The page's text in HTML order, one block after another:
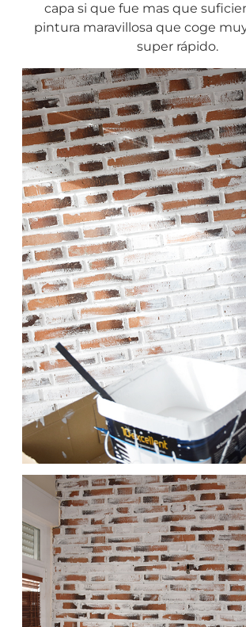
capa si que fue mas que
pintura maravillosa que coge
super rápido.